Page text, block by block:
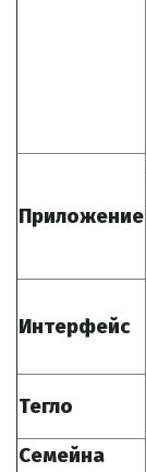
Приложение
Интерфейс
Тегло
Семейна